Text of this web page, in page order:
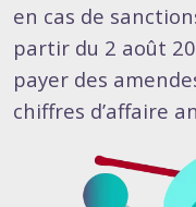
en cas de
partir du 2 août
payer des
chiffres d’affaire